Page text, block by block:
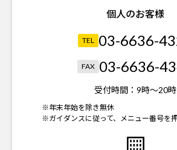
個人のお客様
TEL 03-6636-
FAX 03-6636-
受付時間： 9時～20時
※年末年始を除き無休
※ガイダンスに従って、メニュー番号を押